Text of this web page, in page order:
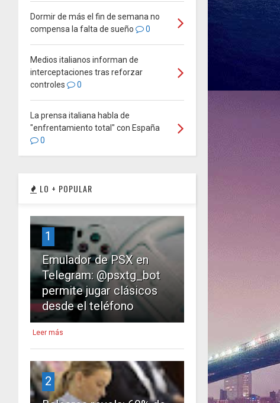
Dormir de más el fin de semana no
compensa la falta de sueño
0
Medios italianos informan de
interceptaciones tras reforzar
controles
0
La prensa italiana habla de
"enfrentamiento total" con España
0
LO + POPULAR
1
Emulador de PSX en
Telegram: @psxtg_bot
permite jugar clásicos
desde el teléfono
Leer más
2